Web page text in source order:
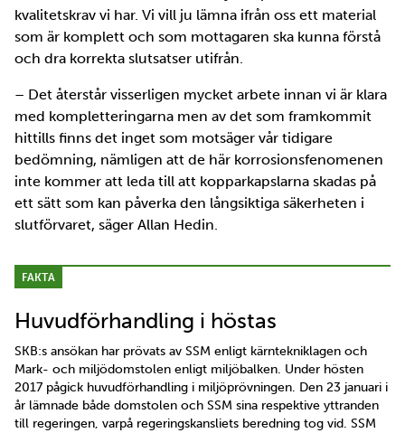
kvalitetskrav vi har. Vi vill ju lämna ifrån oss ett material
som är komplett och som mottagaren ska kunna förstå
och dra korrekta slutsatser utifrån.
– Det återstår visserligen mycket arbete innan vi är klara
med kompletteringarna men av det som framkommit
hittills finns det inget som motsäger vår tidigare
bedömning, nämligen att de här korrosionsfenomenen
inte kommer att leda till att kopparkapslarna skadas på
ett sätt som kan påverka den långsiktiga säkerheten i
slutförvaret, säger Allan Hedin.
FAKTA
Huvudförhandling i höstas
SKB:s ansökan har prövats av SSM enligt kärntekniklagen och
Mark- och miljödomstolen enligt miljöbalken. Under hösten
2017 pågick huvudförhandling i miljöprövningen. Den 23 januari i
år lämnade både domstolen och SSM sina respektive yttranden
till regeringen, varpå regeringskansliets beredning tog vid. SSM